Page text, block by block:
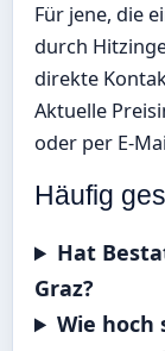
Für jene, die
durch
direkte
Aktuelle
oder per E-
Häufig
Hat
Graz?
Wie hoch